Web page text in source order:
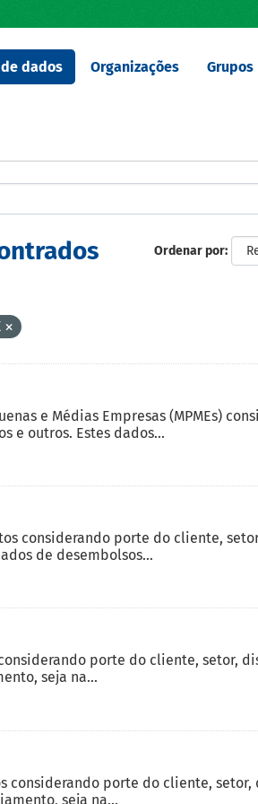
dados Organizações Grupos
Ordenar por
e Médias Empresas (MPMEs)
e outros. Estes dados...
considerando porte do cliente,
de desembolsos...
porte do cliente, setor,
seja na...
considerando porte do cliente,
seja na...